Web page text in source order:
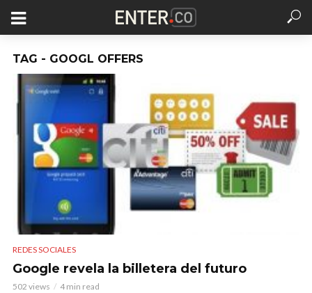
TAG - GOOGL OFFERS
REDES SOCIALES
Google revela la billetera del futuro
502 views 4 min read